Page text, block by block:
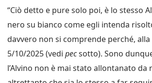
“Ciò detto e pure solo poi, è lo stesso
nero su bianco come egli intenda
davvero non si comprende perché,
5/10/2025 (vedi pecsotto). Sono
l’Alvino non è mai stato allontanato da